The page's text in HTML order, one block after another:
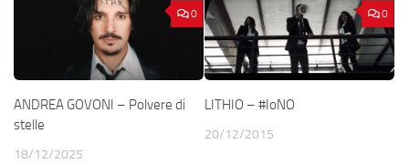
0
ANDREA GOVONI – Polvere di
stelle
18/12/2025
0
LITHIO – #IoNO
20/12/2015